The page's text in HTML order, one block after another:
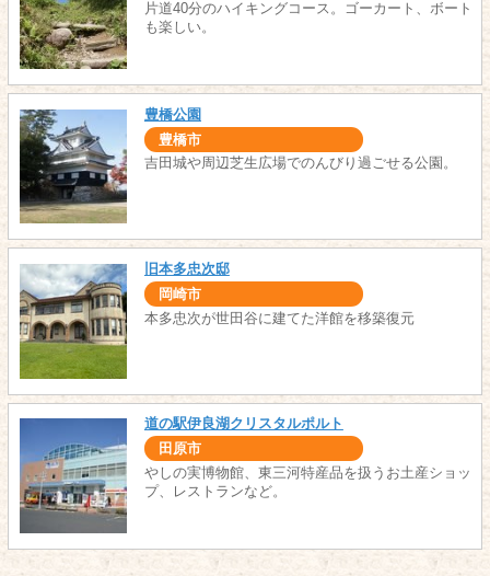
片道40分のハイキングコース。ゴーカート、ボート
も楽しい。
豊橋公園
豊橋市
吉田城や周辺芝生広場でのんびり過ごせる公園。
旧本多忠次邸
岡崎市
本多忠次が世田谷に建てた洋館を移築復元
道の駅伊良湖クリスタルポルト
田原市
やしの実博物館、東三河特産品を扱うお土産ショッ
プ、レストランなど。